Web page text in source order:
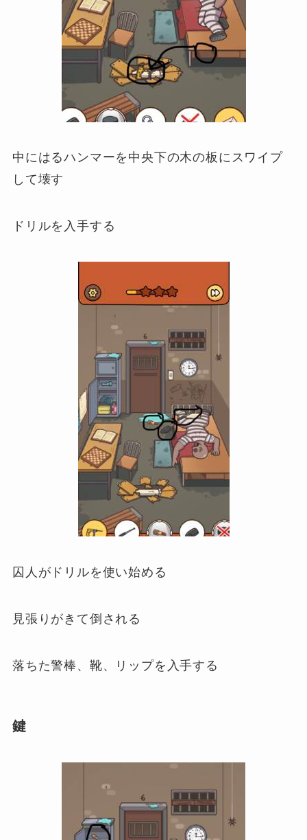
中にはるハンマーを中央下の木の板にスワイプ
して壊す
ドリルを入手する
囚人がドリルを使い始める
見張りがきて倒される
落ちた警棒、靴、リップを入手する
鍵